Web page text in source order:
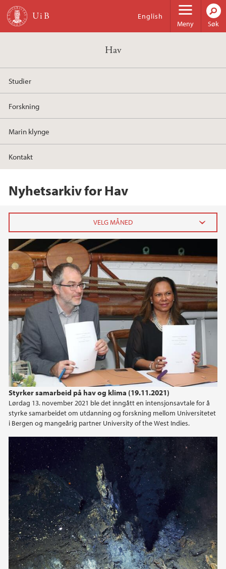
Hopp til hovedinnhold
Meny
English
Søk
Hav
Studier
Forskning
Marin klynge
Kontakt
Nyhetsarkiv for Hav
Styrker samarbeid på hav og klima (19.11.2021)
Lørdag 13. november 2021 ble det inngått en intensjonsavtale for å
styrke samarbeidet om utdanning og forskning mellom Universitetet
i Bergen og mangeårig partner University of the West Indies.
2026
juni (2)
februar (1)
januar (2)
2025
2024
2023
2022
2021
2020
2019
2018
2017
2015